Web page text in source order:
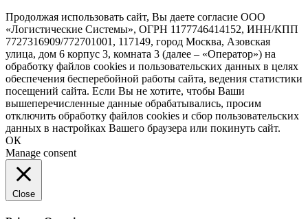
Продолжая использовать сайт, Вы даете согласие ООО
«Логистические Системы», ОГРН 1177746414152, ИНН/КПП
7727316909/772701001, 117149, город Москва, Азовская
улица, дом 6 корпус 3, комната 3 (далее – «Оператор») на
обработку файлов cookies и пользовательских данных в целях
обеспечения бесперебойной работы сайта, ведения статистики
посещений сайта. Если Вы не хотите, чтобы Ваши
вышеперечисленные данные обрабатывались, просим
отключить обработку файлов cookies и сбор пользовательских
данных в настройках Вашего браузера или покинуть сайт.
ОК
Manage consent
Close